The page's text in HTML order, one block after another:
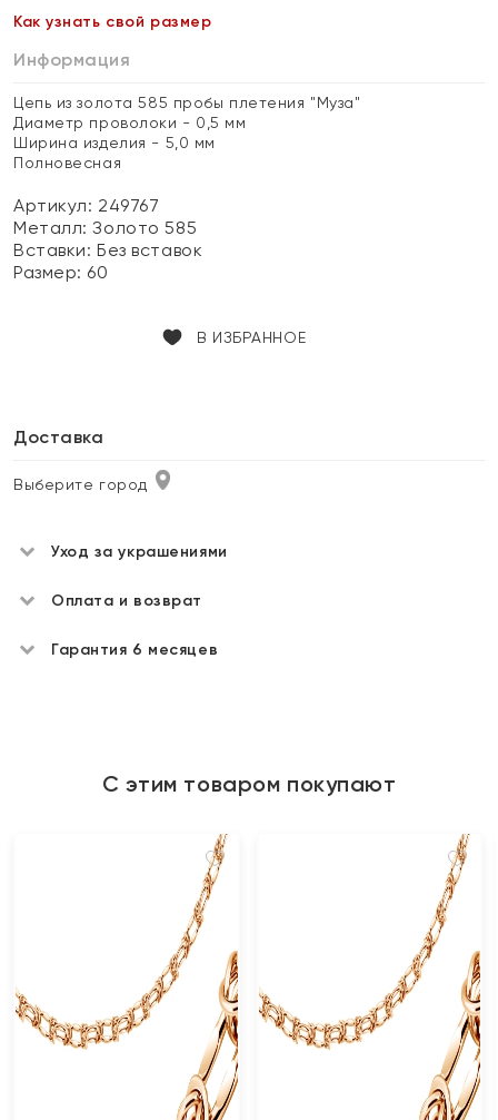
Как узнать свой размер
Информация
Цепь из золота 585 пробы плетения "Муза"
Диаметр проволоки - 0,5 мм
Ширина изделия - 5,0 мм
Полновесная
Артикул: 249767
Металл:Золото 585
Вставки:Без вставок
Размер: 60
В ИЗБРАННОЕ
Доставка
Выберите город
Уход за украшениями
Оплата и возврат
Гарантия 6 месяцев
С этим товаром покупают